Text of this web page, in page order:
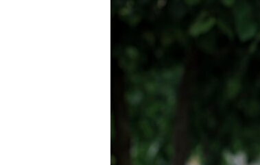
УКРАЇНСЬКА ПРОБЛЕМА КРИМУ